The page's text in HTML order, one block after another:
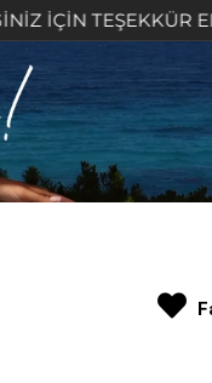
TEŞEKKÜR EDER,